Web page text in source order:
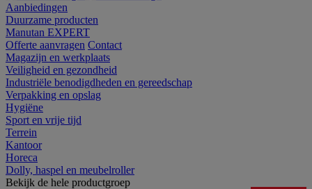
Aanbiedingen
Duurzame producten
Manutan EXPERT
Offerte aanvragen Contact
Magazijn en werkplaats
Veiligheid en gezondheid
Industriële benodigdheden en gereedschap
Verpakking en opslag
Hygiëne
Sport en vrije tijd
Terrein
Kantoor
Horeca
Dolly, haspel en meubelroller
Bekijk de hele productgroep